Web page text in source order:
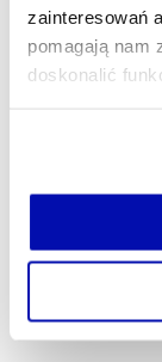
zainteresowań
pomagają nam
doskonalić
Jeżeli nie
możesz łatwo
własnej